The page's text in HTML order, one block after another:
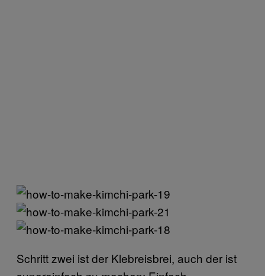
Schritt zwei ist der Klebreisbrei, auch der ist